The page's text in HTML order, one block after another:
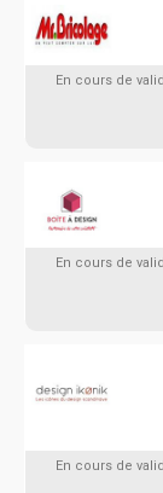
En cours de
En cours de
En cours de